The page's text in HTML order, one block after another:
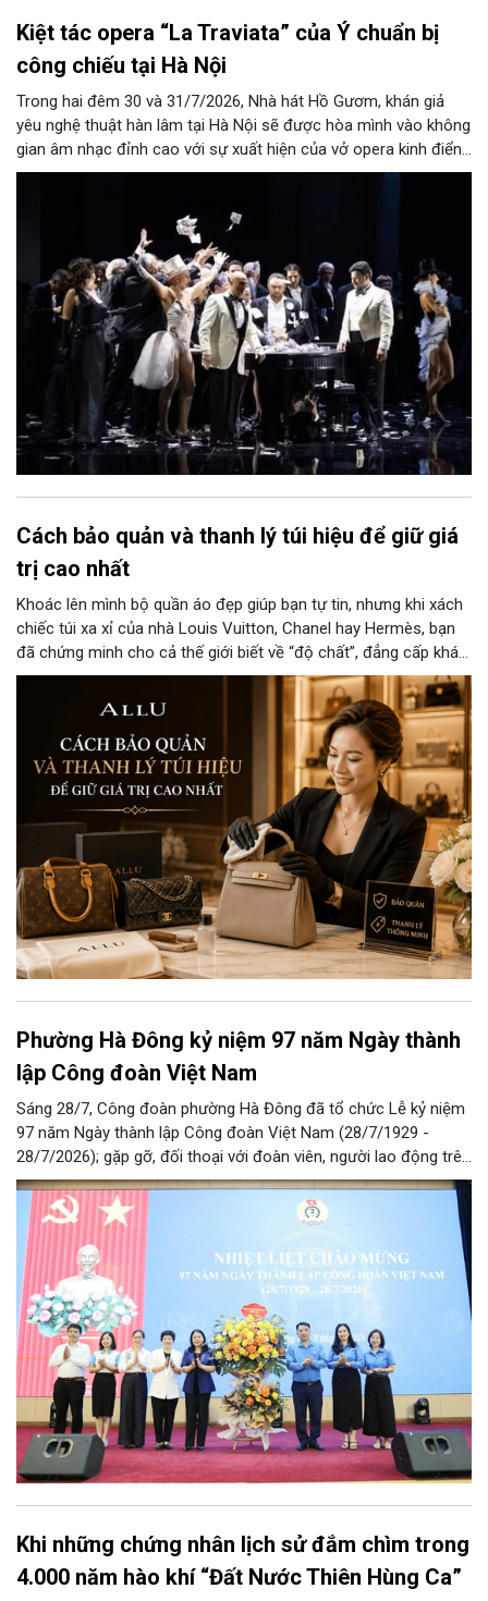
Kiệt tác opera “La Traviata” của Ý chuẩn bị
công chiếu tại Hà Nội
Trong hai đêm 30 và 31/7/2026, Nhà hát Hồ Gươm, khán giả
yêu nghệ thuật hàn lâm tại Hà Nội sẽ được hòa mình vào không
gian âm nhạc đỉnh cao với sự xuất hiện của vở opera kinh điển
“La Traviata”.
Cách bảo quản và thanh lý túi hiệu để giữ giá
trị cao nhất
Khoác lên mình bộ quần áo đẹp giúp bạn tự tin, nhưng khi xách
chiếc túi xa xỉ của nhà Louis Vuitton, Chanel hay Hermès, bạn
đã chứng minh cho cả thế giới biết về “độ chất”, đẳng cấp khác
biệt và gu thẩm mỹ tinh tế của người chủ sở hữu. Nếu bạn
muốn giữ những chiếc túi này mới nguyên như vừa bóc tem hay
đôi khi cần thanh lý cho các cửa hàng với giá cao thì đừng bỏ
qua cách bảo quản chính xác nhất dưới đây nhé.
Phường Hà Đông kỷ niệm 97 năm Ngày thành
lập Công đoàn Việt Nam
Sáng 28/7, Công đoàn phường Hà Đông đã tổ chức Lễ kỷ niệm
97 năm Ngày thành lập Công đoàn Việt Nam (28/7/1929 -
28/7/2026); gặp gỡ, đối thoại với đoàn viên, người lao động trên
địa bàn và Công bố Quyết định thành lập Công đoàn cơ sở trên
địa bàn.
Khi những chứng nhân lịch sử đắm chìm trong
4.000 năm hào khí “Đất Nước Thiên Hùng Ca”